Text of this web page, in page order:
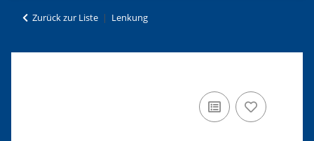
Zurück zur Liste Lenkung